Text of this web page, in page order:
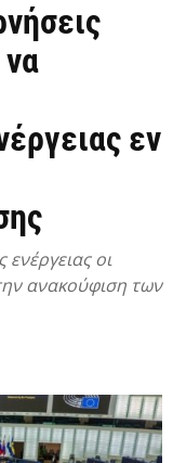
εν
οι
ανακούφιση των